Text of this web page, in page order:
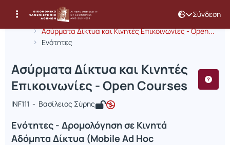
Σύνδεση
Αρχική Σελίδα
Ασύρματα Δίκτυα και Κινητές Επικοινωνίες - Open...
Ενότητες
Μάθημα : Ασύρματα Δίκτυα και
Κωδικός : INF368
Ασύρματα Δίκτυα και Κινητές
Επικοινωνίες - Open Courses
INF111 - Βασίλειος Σύρης
Ενότητες - Δρομολόγηση σε Κινητά
Αδόμητα Δίκτυα (Mobile Ad Hoc